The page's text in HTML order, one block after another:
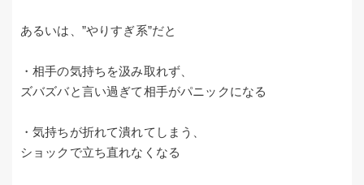
あるいは、”やりすぎ系”だと
・相手の気持ちを汲み取れず、
ズバズバと言い過ぎて相手がパニックになる
・気持ちが折れて潰れてしまう、
ショックで立ち直れなくなる